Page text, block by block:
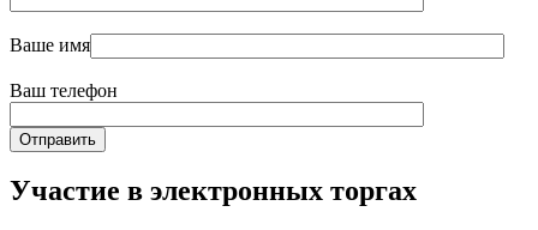
Ваше имя
Ваш телефон
Участие в электронных торгах